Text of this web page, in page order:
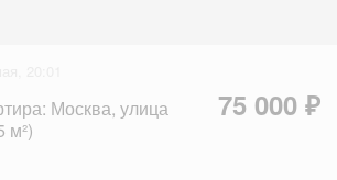
Москва, улица
м²)
75 000 ₽